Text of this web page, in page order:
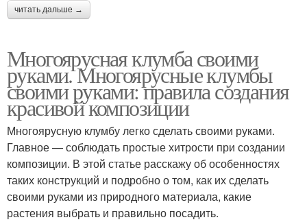
читать дальше →
Многоярусная клумба своими
руками. Многоярусные клумбы
своими руками: правила создания
красивой композиции
Многоярусную клумбу легко сделать своими руками.
Главное — соблюдать простые хитрости при создании
композиции. В этой статье расскажу об особенностях
таких конструкций и подробно о том, как их сделать
своими руками из природного материала, какие
растения выбрать и правильно посадить.